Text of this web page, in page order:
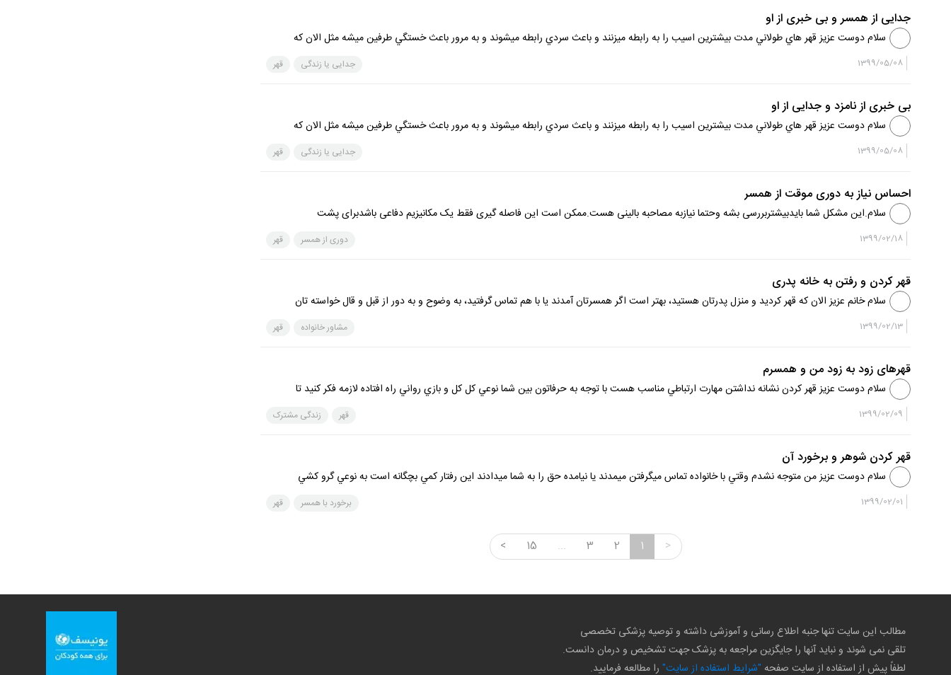
جدایی از همسر و بی خبری از او
سلام دوست عزيز قهر هاي طولاني مدت بيشترين اسيب را به رابطه ميزنند و باعث سردي رابطه ميشوند و به مرور باعث خستگي طرفين ميشه مثل الان كه
براتون سوال شده چرا ان فردي كه تحمل قهر نداش...
1399/05/08 قهر جدایی یا زندگی
بی خبری از نامزد و جدایی از او
سلام دوست عزيز قهر هاي طولاني مدت بيشترين اسيب را به رابطه ميزنند و باعث سردي رابطه ميشوند و به مرور باعث خستگي طرفين ميشه مثل الان كه
براتون سوال شده چرا ان فردي كه تحمل قهر نداش...
1399/05/08 قهر جدایی یا زندگی
احساس نیاز به دوری موقت از همسر
سلام.این مشکل شما بایدبیشتربررسی بشه وحتما نیازبه مصاحبه بالینی هست.ممکن است این فاصله گیری فقط یک مکانیزیم دفاعی باشدبرای پشت
سرگذاشتن مشکل.ممکن است نوعی ابرازخشم منفعلانه باشدومم...
1399/02/18 قهر دوری از همسر
قهر کردن و رفتن به خانه پدری
سلام خانم عزیز الان که قهر کردید و منزل پدرتان هستید، بهتر است اگر همسرتان آمدند یا با هم تماس گرفتید، به وضوح و به دور از قبل و قال خواسته تان
را مطرح کنید . اصل خواسته هایتان را ...
1399/02/13 قهر مشاور خانواده
قهرهای زود به زود من و همسرم
سلام دوست عزيز قهر كردن نشانه نداشتن مهارت ارتباطي مناسب هست با توجه به حرفاتون بين شما نوعي كل كل و بازي رواني راه افتاده لازمه فكر كنيد تا
كي قرار است اين روال ادامه داشته باشه...
1399/02/09 زندگی مشترک قهر
قهر کردن شوهر و برخورد آن
سلام دوست عزيز من متوجه نشدم وقتي با خانواده تماس ميگرفتن ميمدند يا نيامده حق را به شما ميدادند اين رفتار كمي بچگانه است به نوعي گرو كشي
كردن است و حمايت خواهي و متاسفانه به دليل...
1399/02/01 قهر برخورد با همسر
>
1
2
3
...
15
<
مطالب این سایت تنها جنبه اطلاع رسانی و آموزشی داشته و توصیه پزشکی تخصصی
تلقی نمی شوند و نباید آنها را جایگزین مراجعه به پزشک جهت تشخیص و درمان دانست.
لطفاً پیش از استفاده از سایت صفحه "شرایط استفاده از سایت" را مطالعه فرمایید.